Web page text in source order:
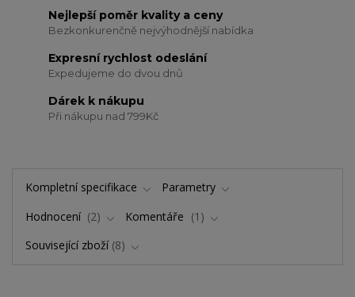
Nejlepší poměr kvality a ceny
Bezkonkurenčně nejvýhodnější nabídka
Expresní rychlost odeslání
Expedujeme do dvou dnů
Dárek k nákupu
Při nákupu nad 799Kč
Kompletní specifikace
Parametry
Hodnocení
2 Komentáře
1
Související zboží 8